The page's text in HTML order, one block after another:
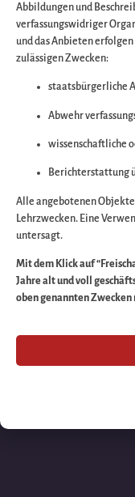
Wir
Abbildungen und
verfassungswidriger
und das Anbieten
zulässigen Zwecken:
staatsbürgerliche
Abwehr
wissenschaftliche
Berichterstattung
Alle angebotenen Objekte
Lehrzwecken. Eine
untersagt.
Mit dem Klick auf
Jahre alt und voll
oben genannten Zwecken